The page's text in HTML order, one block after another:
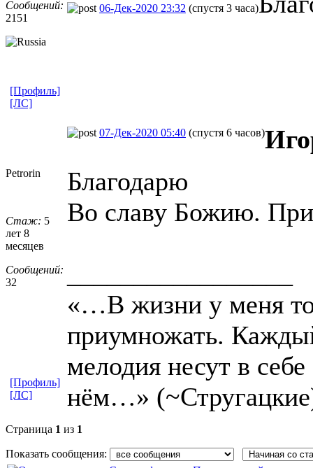
Сообщений:
2151
06-Дек-2020 23:32 (спустя 3 часа)
[Профиль]
[ЛС]
Petrorin
Стаж: 5
лет 8
месяцев
Сообщений:
32
07-Дек-2020 05:40 (спустя 6 часов)
Благодарю
Во славу Божию.
«…В жизни у меня
приумножать.
мелодия несут в
нём…»
[Профиль]
[ЛС]
Страница 1 из 1
Показать сообщения: